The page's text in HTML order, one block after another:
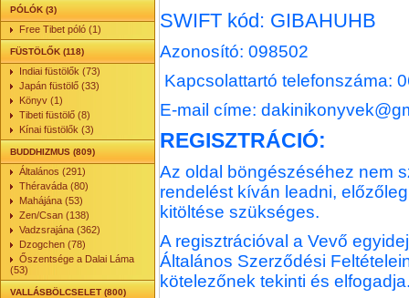
PÓLÓK (3)
Free Tibet póló (1)
FÜSTÖLŐK (118)
Indiai füstölők (73)
Japán füstölő (33)
Könyv (1)
Tibeti füstölő (8)
Kínai füstölők (3)
BUDDHIZMUS (809)
Általános (291)
Théraváda (80)
Mahájána (53)
Zen/Csan (138)
Vadzsrajána (362)
Dzogchen (78)
Őszentsége a Dalai Láma
(53)
VALLÁSBÖLCSELET (800)
SWIFT kód: GIBAHUHB
Azonosító: 098502
Kapcsolattartó telefonszáma:
E-mail címe:
REGISZTRÁCIÓ:
Az oldal böngészéséhez nem
rendelést kíván leadni,
kitöltése szükséges.
A regisztrációval a Vevő
Általános Szerződési
kötelezőnek tekinti és